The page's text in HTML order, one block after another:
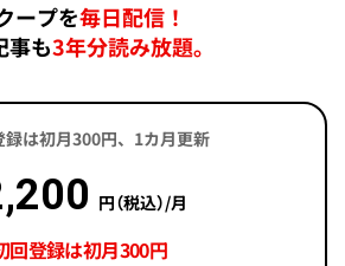
ープを毎日配信！
事も3年分読み放題。
録は初月300円、1カ月更新
円（税込）/月
回登録は初月300円